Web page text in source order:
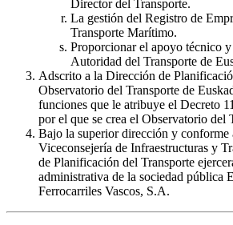
Director del Transporte.
La gestión del Registro de
Transporte Marítimo.
Proporcionar el apoyo técnico y
Autoridad del Transporte de
Adscrito a la Dirección de
Observatorio del Transporte de
funciones que le atribuye el Decreto
por el que se crea el Observatorio del
Bajo la superior dirección y conforme
Viceconsejería de Infraestructuras y
de Planificación del Transporte
administrativa de la sociedad pública
Ferrocarriles Vascos, S.A.